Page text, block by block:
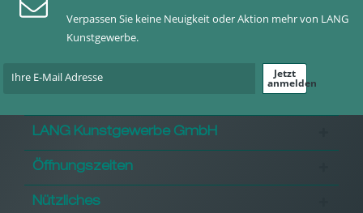
Verpassen Sie keine Neuigkeit oder Aktion mehr von LANG
Kunstgewerbe.
Jetzt
anmelden
LANG Kunstgewerbe GmbH
Öffnungszeiten
Nützliches